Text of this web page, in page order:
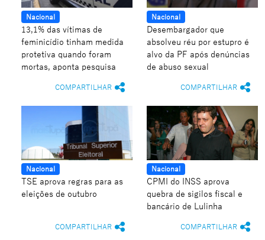
Nacional
13,1% das vítimas de
feminicídio tinham medida
protetiva quando foram
mortas, aponta pesquisa
COMPARTILHAR
Nacional
Desembargador que
absolveu réu por estupro é
alvo da PF após denúncias
de abuso sexual
COMPARTILHAR
Nacional
TSE aprova regras para as
eleições de outubro
COMPARTILHAR
Nacional
CPMI do INSS aprova
quebra de sigilos fiscal e
bancário de Lulinha
COMPARTILHAR